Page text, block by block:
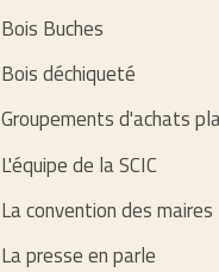
Bois Buches
Bois déchiqueté
Groupements d'achats
L'équipe de la SCIC
La convention des maires
La presse en parle